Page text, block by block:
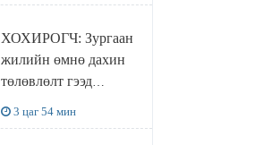
ХОХИРОГЧ: Зургаан
жилийн өмнө дахин
төлөвлөлт гээд
3 цаг 54 мин